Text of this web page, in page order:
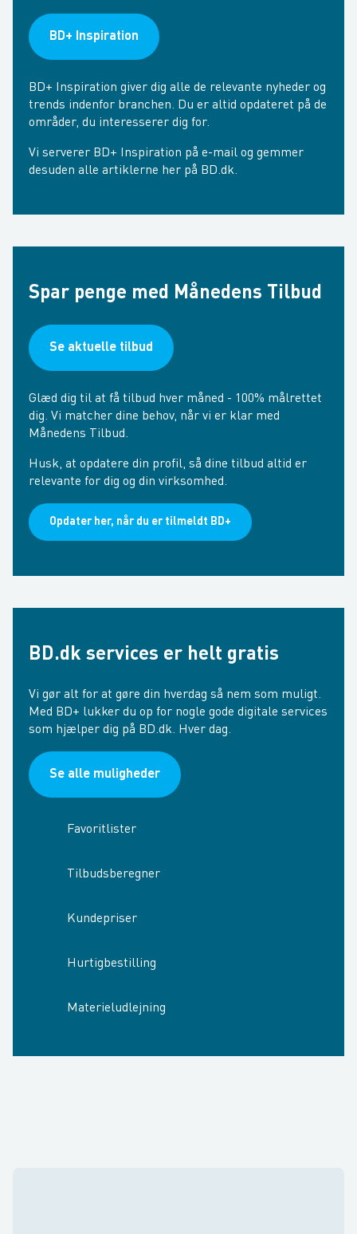
BD+ Inspiration
BD+ Inspiration giver dig alle de relevante nyheder og
trends indenfor branchen. Du er altid opdateret på de
områder, du interesserer dig for.
Vi serverer BD+ Inspiration på e-mail og gemmer
desuden alle artiklerne her på BD.dk.
Spar penge med Månedens Tilbud
Se aktuelle tilbud
Glæd dig til at få tilbud hver måned - 100% målrettet
dig. Vi matcher dine behov, når vi er klar med
Månedens Tilbud.
Husk, at opdatere din profil, så dine tilbud altid er
relevante for dig og din virksomhed.
Opdater her, når du er tilmeldt BD+
BD.dk services er helt gratis
Vi gør alt for at gøre din hverdag så nem som muligt.
Med BD+ lukker du op for nogle gode digitale services
som hjælper dig på BD.dk. Hver dag.
Se alle muligheder
Favoritlister
Tilbudsberegner
Kundepriser
Hurtigbestilling
Materieludlejning